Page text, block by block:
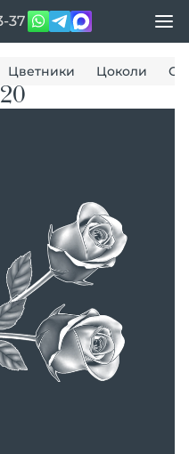
37
Цветники Цоколи